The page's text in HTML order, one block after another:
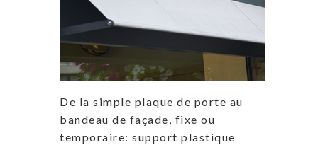
De la simple plaque de porte au
bandeau de façade, fixe ou
temporaire: support plastique